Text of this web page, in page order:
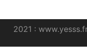
2021 :